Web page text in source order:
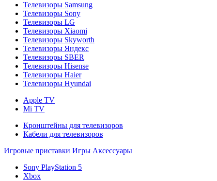
Телевизоры Samsung
Телевизоры Sony
Телевизоры LG
Телевизоры Xiaomi
Телевизоры Skyworth
Телевизоры Яндекс
Телевизоры SBER
Телевизоры Hisense
Телевизоры Haier
Телевизоры Hyundai
Apple TV
Mi TV
Кронштейны для телевизоров
Кабели для телевизоров
Игровые приставки Игры Аксессуары
Sony PlayStation 5
Xbox